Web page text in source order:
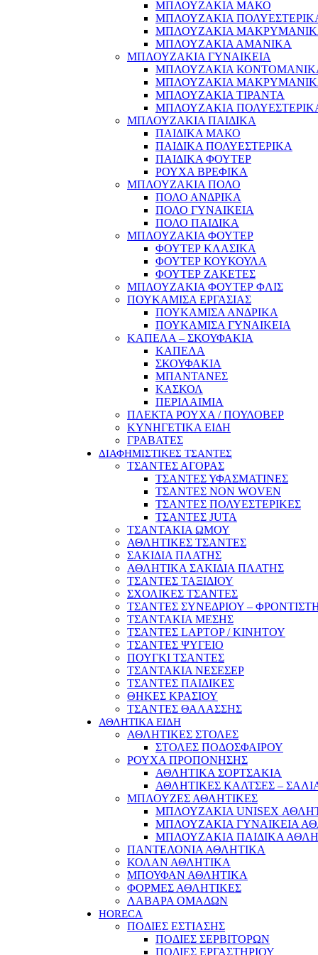
ΜΠΛΟΥΖΑΚΙΑ ΜΑΚΟ
ΜΠΛΟΥΖΑΚΙΑ
ΜΠΛΟΥΖΑΚΙΑ
ΜΠΛΟΥΖΑΚΙΑ ΑΜΑΝΙΚΑ
ΜΠΛΟΥΖΑΚΙΑ ΓΥΝΑΙΚΕΙΑ
ΜΠΛΟΥΖΑΚΙΑ
ΜΠΛΟΥΖΑΚΙΑ
ΜΠΛΟΥΖΑΚΙΑ ΤΙΡΑΝΤΑ
ΜΠΛΟΥΖΑΚΙΑ
ΜΠΛΟΥΖΑΚΙΑ ΠΑΙΔΙΚΑ
ΠΑΙΔΙΚΑ ΜΑΚΟ
ΠΑΙΔΙΚΑ ΠΟΛΥΕΣΤΕΡΙΚΑ
ΠΑΙΔΙΚΑ ΦΟΥΤΕΡ
ΡΟΥΧΑ ΒΡΕΦΙΚΑ
ΜΠΛΟΥΖΑΚΙΑ ΠΟΛΟ
ΠΟΛΟ ΑΝΔΡΙΚΑ
ΠΟΛΟ ΓΥΝΑΙΚΕΙΑ
ΠΟΛΟ ΠΑΙΔΙΚΑ
ΜΠΛΟΥΖΑΚΙΑ ΦΟΥΤΕΡ
ΦΟΥΤΕΡ ΚΛΑΣΙΚΑ
ΦΟΥΤΕΡ ΚΟΥΚΟΥΛΑ
ΦΟΥΤΕΡ ΖΑΚΕΤΕΣ
ΜΠΛΟΥΖΑΚΙΑ ΦΟΥΤΕΡ ΦΛΙΣ
ΠΟΥΚΑΜΙΣΑ ΕΡΓΑΣΙΑΣ
ΠΟΥΚΑΜΙΣΑ ΑΝΔΡΙΚΑ
ΠΟΥΚΑΜΙΣΑ ΓΥΝΑΙΚΕΙΑ
ΚΑΠΕΛΑ – ΣΚΟΥΦΑΚΙΑ
ΚΑΠΕΛΑ
ΣΚΟΥΦΑΚΙΑ
ΜΠΑΝΤΑΝΕΣ
ΚΑΣΚΟΛ
ΠΕΡΙΛΑΙΜΙΑ
ΠΛΕΚΤΑ ΡΟΥΧΑ / ΠΟΥΛΟΒΕΡ
ΚΥΝΗΓΕΤΙΚΑ ΕΙΔΗ
ΓΡΑΒΑΤΕΣ
ΔΙΑΦΗΜΙΣΤΙΚΕΣ ΤΣΑΝΤΕΣ
ΤΣΑΝΤΕΣ ΑΓΟΡΑΣ
ΤΣΑΝΤΕΣ ΥΦΑΣΜΑΤΙΝΕΣ
ΤΣΑΝΤΕΣ NON WOVEN
ΤΣΑΝΤΕΣ ΠΟΛΥΕΣΤΕΡΙΚΕΣ
ΤΣΑΝΤΕΣ JUTA
ΤΣΑΝΤΑΚΙΑ ΩΜΟΥ
ΑΘΛΗΤΙΚΕΣ ΤΣΑΝΤΕΣ
ΣΑΚΙΔΙΑ ΠΛΑΤΗΣ
ΑΘΛΗΤΙΚΑ ΣΑΚΙΔΙΑ ΠΛΑΤΗΣ
ΤΣΑΝΤΕΣ ΤΑΞΙΔΙΟΥ
ΣΧΟΛΙΚΕΣ ΤΣΑΝΤΕΣ
ΤΣΑΝΤΕΣ ΣΥΝΕΔΡΙΟΥ –
ΤΣΑΝΤΑΚΙΑ ΜΕΣΗΣ
ΤΣΑΝΤΕΣ LAPTOP / ΚΙΝΗΤΟΥ
ΤΣΑΝΤΕΣ ΨΥΓΕΙΟ
ΠΟΥΓΚΙ ΤΣΑΝΤΕΣ
ΤΣΑΝΤΑΚΙΑ ΝΕΣΕΣΕΡ
ΤΣΑΝΤΕΣ ΠΑΙΔΙΚΕΣ
ΘΗΚΕΣ ΚΡΑΣΙΟΥ
ΤΣΑΝΤΕΣ ΘΑΛΑΣΣΗΣ
ΑΘΛΗΤΙΚΑ ΕΙΔΗ
ΑΘΛΗΤΙΚΕΣ ΣΤΟΛΕΣ
ΣΤΟΛΕΣ ΠΟΔΟΣΦΑΙΡΟΥ
ΡΟΥΧΑ ΠΡΟΠΟΝΗΣΗΣ
ΑΘΛΗΤΙΚΑ ΣΟΡΤΣΑΚΙΑ
ΑΘΛΗΤΙΚΕΣ ΚΑΛΤΣΕΣ –
ΜΠΛΟΥΖΕΣ ΑΘΛΗΤΙΚΕΣ
ΜΠΛΟΥΖΑΚΙΑ UNISEX
ΜΠΛΟΥΖΑΚΙΑ ΓΥΝΑΙΚΕΙΑ
ΜΠΛΟΥΖΑΚΙΑ ΠΑΙΔΙΚΑ
ΠΑΝΤΕΛΟΝΙΑ ΑΘΛΗΤΙΚΑ
ΚΟΛΑΝ ΑΘΛΗΤΙΚΑ
ΜΠΟΥΦΑΝ ΑΘΛΗΤΙΚΑ
ΦΟΡΜΕΣ ΑΘΛΗΤΙΚΕΣ
ΛΑΒΑΡΑ ΟΜΑΔΩΝ
HORECA
ΠΟΔΙΕΣ ΕΣΤΙΑΣΗΣ
ΠΟΔΙΕΣ ΣΕΡΒΙΤΟΡΩΝ
ΠΟΔΙΕΣ ΕΡΓΑΣΤΗΡΙΟΥ